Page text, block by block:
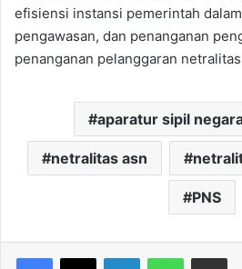
efisiensi instansi pemerintah
pengawasan, dan penanganan
penanganan pelanggaran
aparatur sipil
netralitas asn
PNS
Facebook
X LinkedInWhatsAppShare via